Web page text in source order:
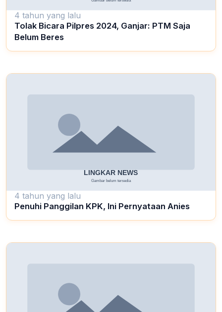
4 tahun yang lalu
Tolak Bicara Pilpres 2024, Ganjar: PTM Saja
Belum Beres
4 tahun yang lalu
Penuhi Panggilan KPK, Ini Pernyataan Anies